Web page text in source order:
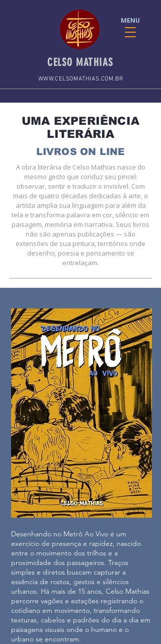
MENU
CELSO MATHIAS
WWW.CELSOMATHIAS.COM.BR
UMA EXPERIÊNCIA
LITERÁRIA
LIVROS ON LINE
A obra literária de Celso Mathias nasce do
mesmo gesto que conduz seu pincel:
observar, sentir e traduzir o invisível. Com
mais de quatro décadas dedicadas à arte, o
artista amplia sua linguagem para além da
tela e transforma palavra em cor, silêncio em
paisagem, memória em narrativa. Seus livros
não são apenas publicações — são
extensões de sua pintura, territórios onde
desenho, poesia e pensamento se
entrelaçam.
Desenhando no Metrô Ao Vivo é um
exercício de presença e rapidez, nascido
entre o movimento dos trilhos e a
proximidade dos passageiros. Traços
simples e diretos buscam capturar a
essência de rostos, gestos e silêncios
urbanos. Há mais de 15 anos, Celso Mathias
percorre vagões e estações registrando o
cotidiano em movimento, transformando
texturas, cabelos e padrões do dia a dia em
paisagens visuais onde o humano e o
urbano se encontram.